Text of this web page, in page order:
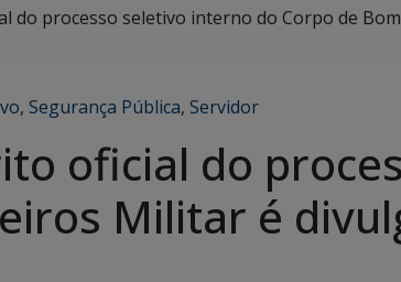
do processo seletivo interno do Corpo de
, Segurança Pública, Servidor
oficial do
Militar é